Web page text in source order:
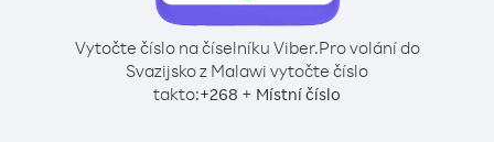
Vytočte číslo na číselníku Viber.Pro volání do
Svazijsko z Malawi vytočte číslo
takto:+268 + Místní číslo